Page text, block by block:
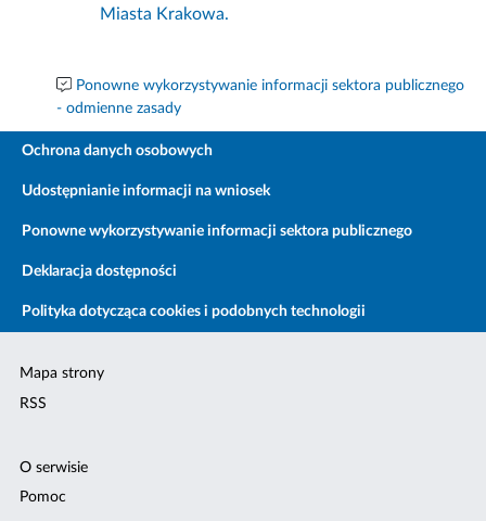
Miasta Krakowa.
Ponowne wykorzystywanie informacji sektora publicznego
- odmienne zasady
Ochrona danych osobowych
Udostępnianie informacji na wniosek
Ponowne wykorzystywanie informacji sektora publicznego
Deklaracja dostępności
Polityka dotycząca cookies i podobnych technologii
Mapa strony
RSS
O serwisie
Pomoc